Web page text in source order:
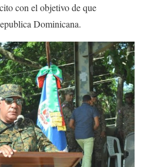
con el objetivo de que
Dominicana.